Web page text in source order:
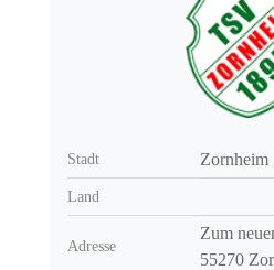
Stadt Zornheim
Land
Adresse
Zum
55270